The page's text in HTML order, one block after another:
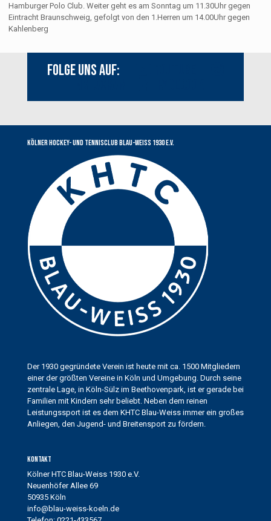
Hamburger Polo Club. Weiter geht es am Sonntag um 11.30Uhr gegen
Eintracht Braunschweig, gefolgt von den 1.Herren um 14.00Uhr gegen
Kahlenberg
Folge uns auf:
Kölner Hockey- und Tennisclub Blau-Weiss 1930 e.V.
Der 1930 gegründete Verein ist heute mit ca. 1500 Mitgliedern
einer der größten Vereine in Köln und Umgebung. Durch seine
zentrale Lage, in Köln-Sülz im Beethovenpark, ist er gerade bei
Familien mit Kindern sehr beliebt. Neben dem reinen
Leistungssport ist es dem KHTC Blau-Weiss immer ein großes
Anliegen, den Jugend- und Breitensport zu fördern.
Kontakt
Kölner HTC Blau-Weiss 1930 e.V.
Neuenhöfer Allee 69
50935 Köln
info@blau-weiss-koeln.de